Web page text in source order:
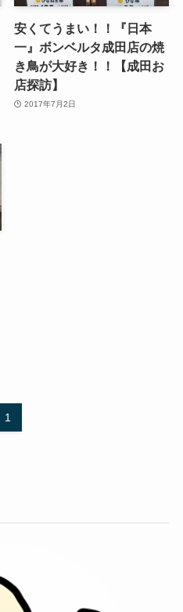
安くてうまい！！『日本
一』ボンベルタ成田店の焼
き鳥が大好き！！【成田お
店探訪】
2017年7月2日
1